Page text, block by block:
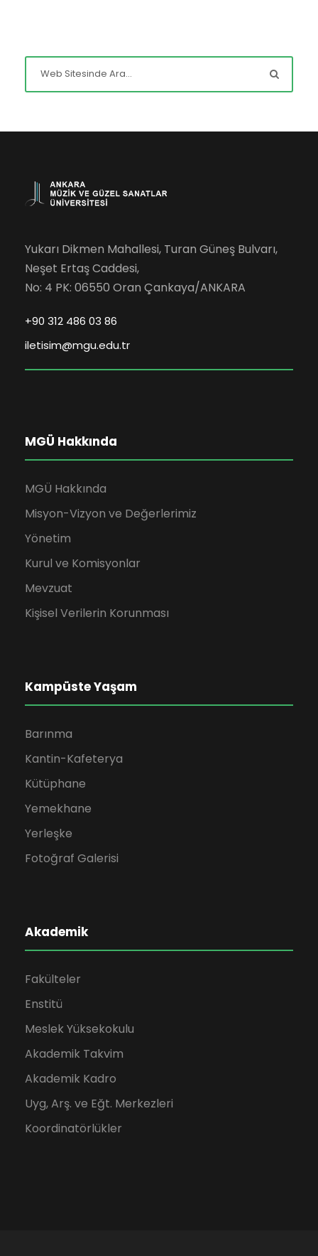
Yukarı Dikmen Mahallesi, Turan Güneş Bulvarı,
Neşet Ertaş Caddesi,
No: 4 PK: 06550 Oran Çankaya/ANKARA
+90 312 486 03 86
iletisim@mgu.edu.tr
MGÜ Hakkında
MGÜ Hakkında
Misyon-Vizyon ve Değerlerimiz
Yönetim
Kurul ve Komisyonlar
Mevzuat
Kişisel Verilerin Korunması
Kampüste Yaşam
Barınma
Kantin-Kafeterya
Kütüphane
Yemekhane
Yerleşke
Fotoğraf Galerisi
Akademik
Fakülteler
Enstitü
Meslek Yüksekokulu
Akademik Takvim
Akademik Kadro
Uyg, Arş. ve Eğt. Merkezleri
Koordinatörlükler